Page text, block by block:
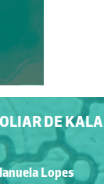
DE
Lopes